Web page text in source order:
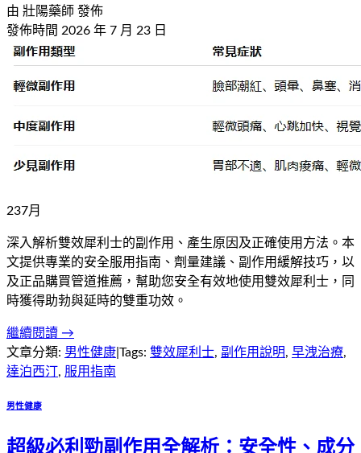
由 壯陽藥師 發佈
發佈時間 2026 年 7 月 23 日
237月
深入解析雙效犀利士的副作用、產生原因及正確使用方法。本
文提供專業的安全服用指南、劑量建議、副作用緩解技巧，以
及正品購買管道推薦，幫助您安全有效地使用雙效犀利士，同
時獲得助勃與延時的雙重功效。
繼續閱讀 →
文章分類: 男性健康 Tags: 雙效犀利士, 副作用說明, 早洩治療,
達泊西汀, 服用指南
男性健康
超級必利勁副作用全解析：安全性、成分